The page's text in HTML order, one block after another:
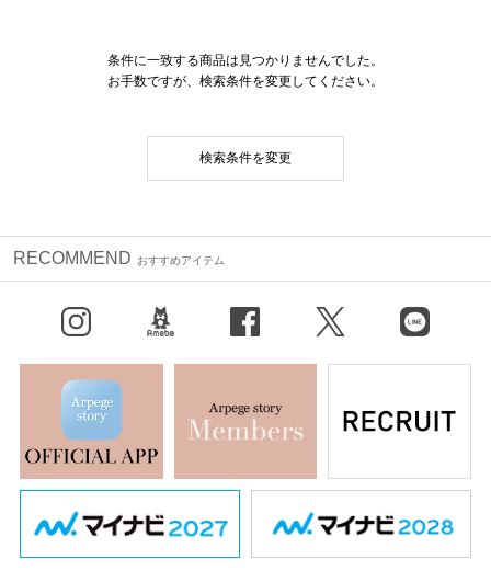
条件に一致する商品は見つかりませんでした。
お手数ですが、検索条件を変更してください。
検索条件を変更
RECOMMEND おすすめアイテム
X（旧Twitter） LINE